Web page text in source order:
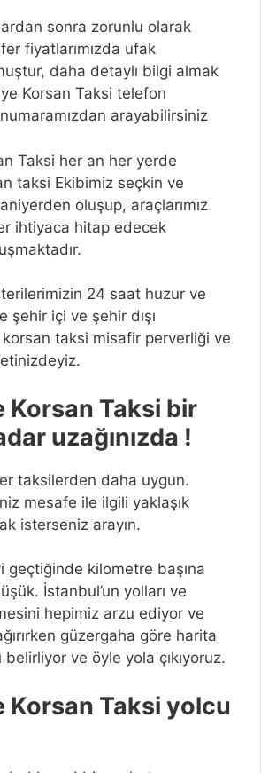
sonra zorunlu olarak
fiyatlarımızda ufak
daha detaylı bilgi almak
Korsan Taksi telefon
arayabilirsiniz
Taksi her an her yerde
taksi Ekibimiz seçkin ve
oluşup, araçlarımız
ihtiyaca hitap edecek
24 saat huzur ve
şehir içi ve şehir dışı
korsan taksi misafir perverliği ve
Korsan Taksi bir
uzağınızda !
taksilerden daha uygun.
mesafe ile ilgili yaklaşık
isterseniz arayın.
geçtiğinde kilometre başına
İstanbul’un yolları ve
hepimiz arzu ediyor ve
güzergaha göre harita
ve öyle yola çıkıyoruz.
Korsan Taksi yolcu